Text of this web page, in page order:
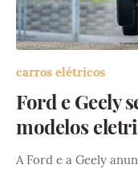
carros elétricos
Ford e Geely
modelos
A Ford e a Geely